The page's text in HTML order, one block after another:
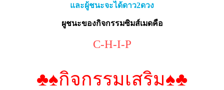
และผู้ชนะจะได้ดาว2ดวง
ผูชนะของกิจกรรมซิมส์เมดคือ
C-H-I-P
♣♠กิจกรรมเสริม♠♣